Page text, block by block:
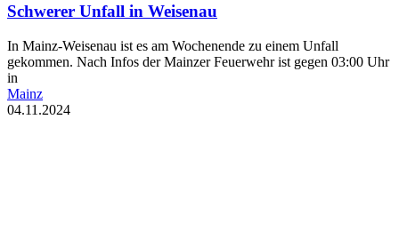
Schwerer Unfall in Weisenau
In Mainz-Weisenau ist es am Wochenende zu einem Unfall
gekommen. Nach Infos der Mainzer Feuerwehr ist gegen 03:00 Uhr
in
Mainz
04.11.2024